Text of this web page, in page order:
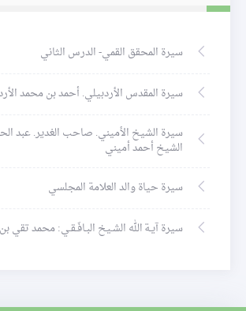
سيرة المحقق القمي- الدرس الثاني
سيرة المقدس الأردبيلي. أحمد بن محمد
سيرة الشيخ الأميني. صاحب الغدير. عبد
الشيخ أحمد أميني
سيرة حياة والد العلامة المجلسي
سيرة آيـة الله الشـيخ البـافَـقـي: محمد تقي